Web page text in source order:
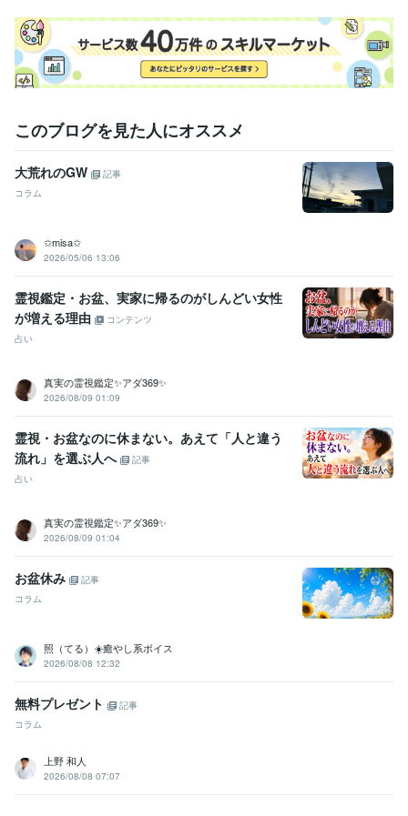
このブログを見た人にオススメ
大荒れのGW
記事
コラム
✩misa✩
2026/05/06 13:06
霊視鑑定・お盆、実家に帰るのがしんどい女性
が増える理由
コンテンツ
占い
真実の霊視鑑定✨アダ369✨
2026/08/09 01:09
霊視・お盆なのに休まない。あえて「人と違う
流れ」を選ぶ人へ
記事
占い
真実の霊視鑑定✨アダ369✨
2026/08/09 01:04
お盆休み
記事
コラム
照（てる）☀️癒やし系ボイス
2026/08/08 12:32
無料プレゼント
記事
コラム
上野 和人
2026/08/08 07:07